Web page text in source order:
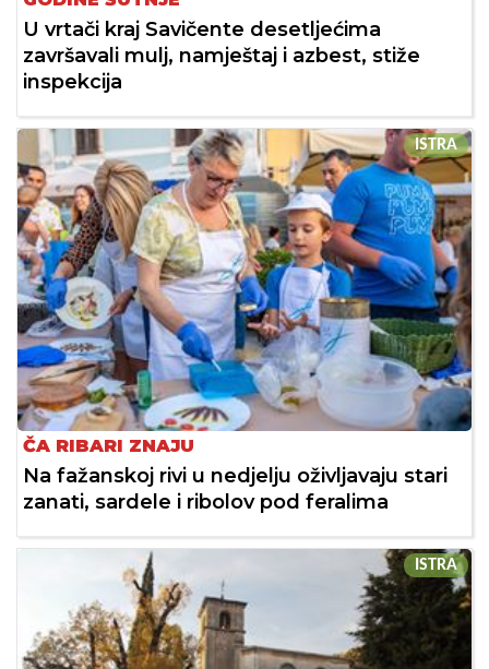
U vrtači kraj Savičente desetljećima
završavali mulj, namještaj i azbest, stiže
inspekcija
ISTRA
ČA RIBARI ZNAJU
Na fažanskoj rivi u nedjelju oživljavaju stari
zanati, sardele i ribolov pod feralima
ISTRA